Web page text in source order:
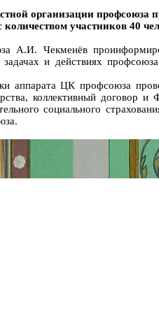
организации профсоюза
участников 40
А.И. Чекменёв
и действиях
аппарата ЦК профсоюза
коллективный договор и
социального